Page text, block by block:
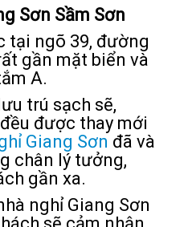
Sơn Sầm Sơn
tại ngõ 39, đường
gần mặt biển và
A.
trú sạch sẽ,
được thay mới
Giang Sơn đã và
chân lý tưởng,
gần xa.
nghỉ Giang Sơn